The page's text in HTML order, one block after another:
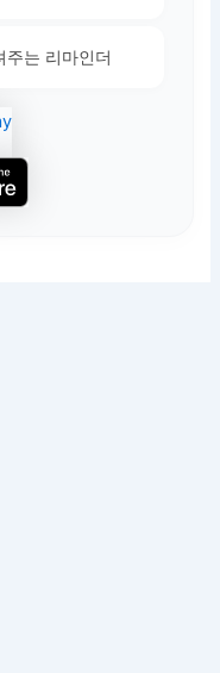
주는 리마인더